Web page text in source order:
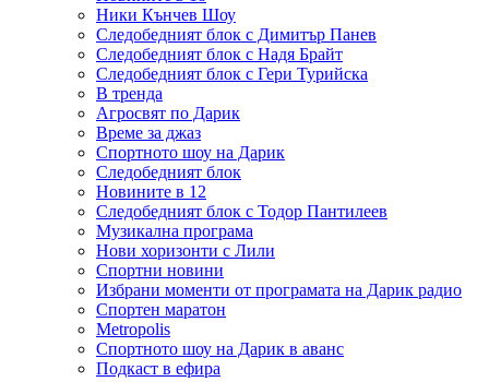
Ники Кънчев Шоу
Следобедният блок с Димитър Панев
Следобедният блок с Надя Брайт
Следобедният блок с Гери Турийска
В тренда
Агросвят по Дарик
Време за джаз
Спортното шоу на Дарик
Следобедният блок
Новините в 12
Следобедният блок с Тодор Пантилеев
Музикална програма
Нови хоризонти с Лили
Спортни новини
Избрани моменти от програмата на Дарик радио
Спортен маратон
Metropolis
Спортното шоу на Дарик в аванс
Подкаст в ефира